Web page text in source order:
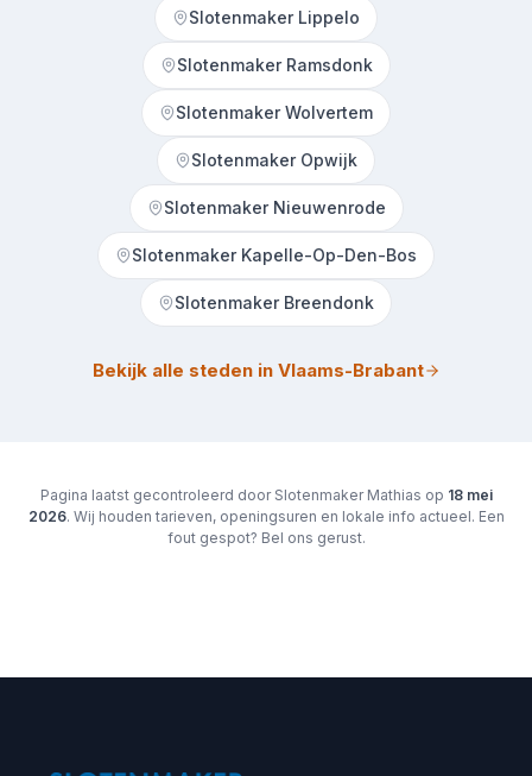
Slotenmaker Lippelo
Slotenmaker Ramsdonk
Slotenmaker Wolvertem
Slotenmaker Opwijk
Slotenmaker Nieuwenrode
Slotenmaker Kapelle-Op-Den-Bos
Slotenmaker Breendonk
Bekijk alle steden in Vlaams-Brabant
Pagina laatst gecontroleerd door Slotenmaker Mathias op 18 mei
2026. Wij houden tarieven, openingsuren en lokale info actueel. Een
fout gespot? Bel ons gerust.